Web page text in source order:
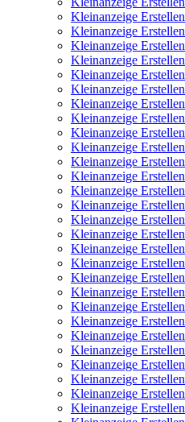
Kleinanzeige Erstellen
Kleinanzeige Erstellen
Kleinanzeige Erstellen
Kleinanzeige Erstellen
Kleinanzeige Erstellen
Kleinanzeige Erstellen
Kleinanzeige Erstellen
Kleinanzeige Erstellen
Kleinanzeige Erstellen
Kleinanzeige Erstellen
Kleinanzeige Erstellen
Kleinanzeige Erstellen
Kleinanzeige Erstellen
Kleinanzeige Erstellen
Kleinanzeige Erstellen
Kleinanzeige Erstellen
Kleinanzeige Erstellen
Kleinanzeige Erstellen
Kleinanzeige Erstellen
Kleinanzeige Erstellen
Kleinanzeige Erstellen
Kleinanzeige Erstellen
Kleinanzeige Erstellen
Kleinanzeige Erstellen
Kleinanzeige Erstellen
Kleinanzeige Erstellen
Kleinanzeige Erstellen
Kleinanzeige Erstellen